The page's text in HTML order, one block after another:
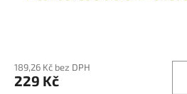
189,26 Kč bez DPH
229 Kč